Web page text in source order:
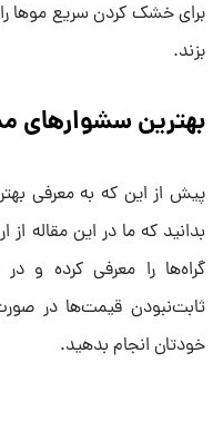
برای خشک کردن سریع موها
بزند.
بهترین سشوارهای
پیش از این که به معرفی
بدانید که ما در این مقاله از
گراه‌ها را معرفی کرده
ثابت‌نبودن قیمت‌ها در
خودتان انجام بدهید.